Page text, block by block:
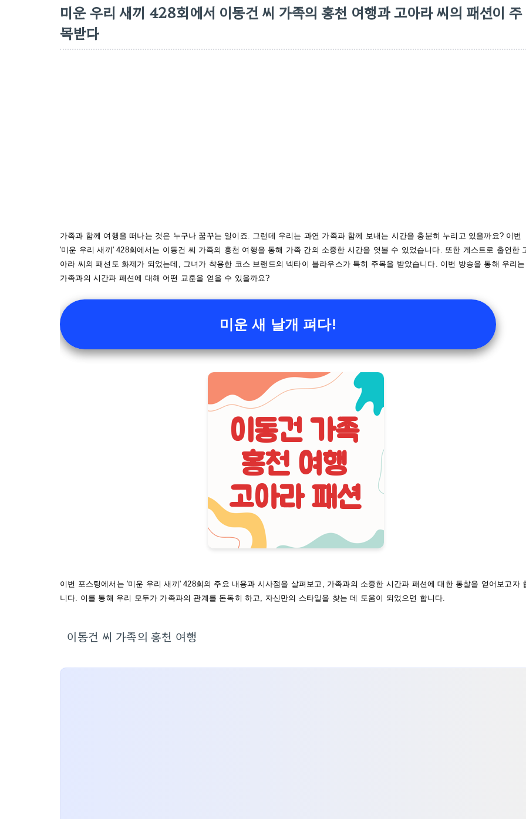
미운 우리 새끼 428회에서 이동건 씨 가족의 홍천 여행과 고아라 씨의 패션이 주
목받다
가족과 함께 여행을 떠나는 것은 누구나 꿈꾸는 일이죠. 그런데 우리는 과연 가족과 함께 보내는 시간을 충분히 누리고 있을까요? 이번
'미운 우리 새끼' 428회에서는 이동건 씨 가족의 홍천 여행을 통해 가족 간의 소중한 시간을 엿볼 수 있었습니다. 또한 게스트로 출연한
아라 씨의 패션도 화제가 되었는데, 그녀가 착용한 코스 브랜드의 넥타이 블라우스가 특히 주목을 받았습니다. 이번 방송을 통해 우리는
가족과의 시간과 패션에 대해 어떤 교훈을 얻을 수 있을까요?
미운 새 날개 펴다!
이번 포스팅에서는 '미운 우리 새끼' 428회의 주요 내용과 시사점을 살펴보고, 가족과의 소중한 시간과 패션에 대한 통찰을 얻어보고자
니다. 이를 통해 우리 모두가 가족과의 관계를 돈독히 하고, 자신만의 스타일을 찾는 데 도움이 되었으면 합니다.
이동건 씨 가족의 홍천 여행